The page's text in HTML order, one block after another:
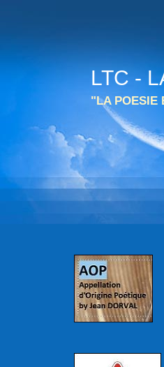
LTC -
"LA POESIE